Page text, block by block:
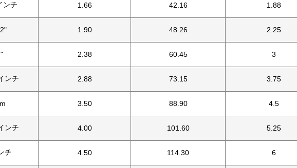
ンチ 1.66 42.16 1.88
1.90 48.26 2.25
2.38 60.45 3
ンチ 2.88 73.15 3.75
3.50 88.90 4.5
ンチ 4.00 101.60 5.25
チ 4.50 114.30 6